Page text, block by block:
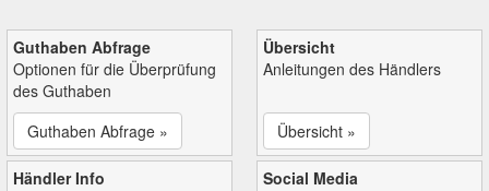
Guthaben Abfrage
Optionen für die Überprüfung
des Guthaben
Guthaben Abfrage »
Übersicht
Anleitungen des Händlers
Übersicht »
Händler Info
Social Media